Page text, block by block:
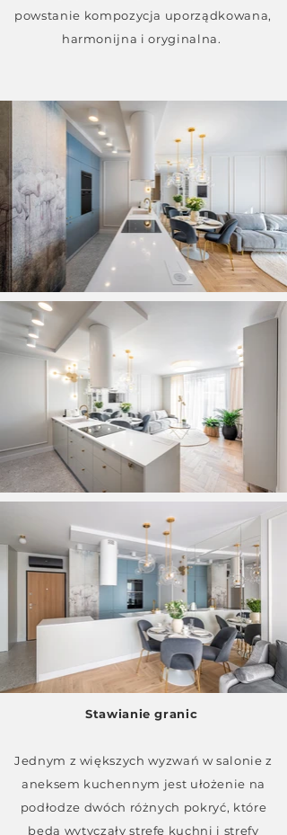
powstanie kompozycja uporządkowana,
harmonijna i oryginalna.
Stawianie granic
Jednym z większych wyzwań w salonie z
aneksem kuchennym jest ułożenie na
podłodze dwóch różnych pokryć, które
będą wytyczały strefę kuchni i strefy